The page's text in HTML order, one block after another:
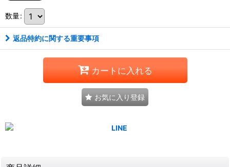
数量:
返品特約に関する重要事項
カートに入れる
お気に入り登録